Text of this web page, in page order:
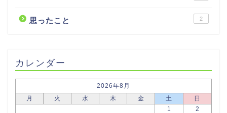
思ったこと 2
カレンダー
2026年8月
月
火 水 木 金 土
日
1
2